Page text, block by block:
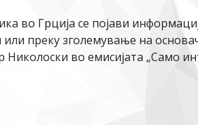
во Грција се појави
преку зголемување на
во емисијата „Само